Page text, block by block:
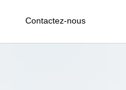
Contactez-nous